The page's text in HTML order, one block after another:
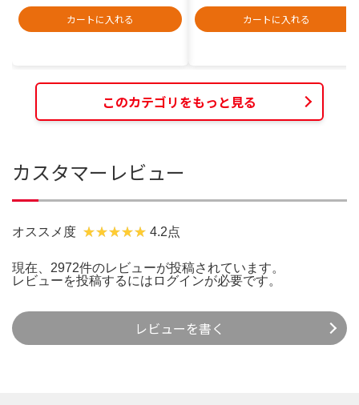
カートに入れる
カートに入れる
このカテゴリをもっと見る
カスタマーレビュー
オススメ度 4.2点
現在、2972件のレビューが投稿されています。
レビューを投稿するには ログインが必要です。
レビューを書く